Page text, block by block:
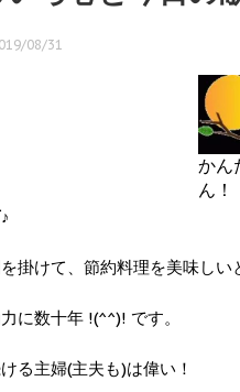
08/31
かん
ん！
掛けて、節約料理を美味しい
に数十年 !(^^)! です。
る主婦(主夫も)は偉い！